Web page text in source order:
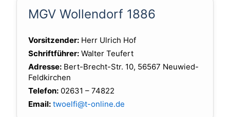
MGV Wollendorf 1886
Vorsitzender: Herr Ulrich Hof
Schriftführer: Walter Teufert
Adresse: Bert-Brecht-Str. 10, 56567 Neuwied-
Feldkirchen
Telefon: 02631 – 74822
Email: twoelfi@t-online.de